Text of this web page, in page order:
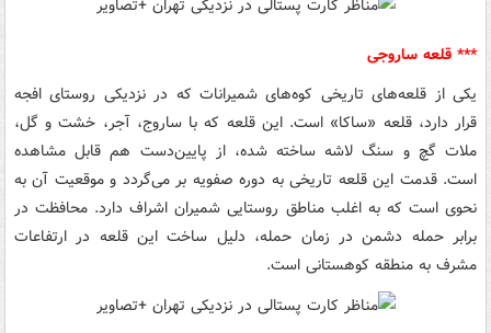
*** قلعه‌ ساروجی
یکی از قلعه‌های تاریخی کوه‌های شمیرانات که در نزدیکی روستای افجه
قرار دارد، قلعه «ساکا» است. این قلعه که با ساروج، آجر، خشت و گل،
ملات گچ و سنگ لاشه ساخته شده، از پایین‌دست هم قابل مشاهده
است. قدمت این قلعه تاریخی به دوره صفویه بر می‌گردد و موقعیت آن به
نحوی است که به اغلب مناطق روستایی شمیران اشراف دارد. محافظت در
برابر حمله دشمن در زمان حمله، دلیل ساخت این قلعه در ارتفاعات
مشرف به منطقه کوهستانی است.